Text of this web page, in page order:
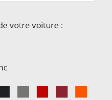
votre voiture :